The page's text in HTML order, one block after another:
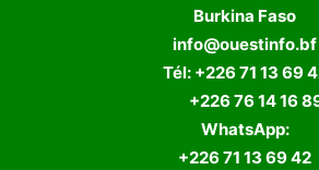
Burkina Faso
info@ouestinfo.bf
Tél: +226 71 13 69
+226 76 14 16
WhatsApp:
+226 71 13 69 42